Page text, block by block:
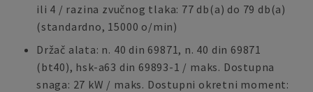
ili 4 / razina zvučnog tlaka: 77 db(a) do 79 db(a)
(standardno, 15000 o/min)
Držač alata: n. 40 din 69871, n. 40 din 69871
(bt40), hsk-a63 din 69893-1 / maks. Dostupna
snaga: 27 kW / maks. Dostupni okretni moment: